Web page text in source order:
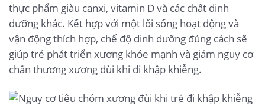
thực phẩm giàu canxi, vitamin D và các chất dinh
dưỡng khác. Kết hợp với một lối sống hoạt động và
vận động thích hợp, chế độ dinh dưỡng đúng cách sẽ
giúp trẻ phát triển xương khỏe mạnh và giảm nguy cơ
chấn thương xương đùi khi đi khập khiễng.